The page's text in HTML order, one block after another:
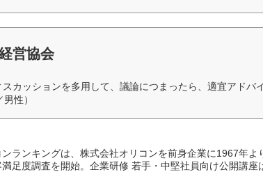
営協会
スカッションを多用して、議論につまったら、適宜アドバ
性）
ンランキングは、株式会社オリコンを前身企業に1967年よ
満足度調査を開始。企業研修 若手・中堅社員向け公開講座